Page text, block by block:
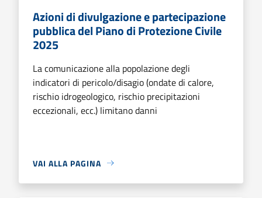
Azioni di divulgazione e partecipazione
pubblica del Piano di Protezione Civile
2025
La comunicazione alla popolazione degli
indicatori di pericolo/disagio (ondate di calore,
rischio idrogeologico, rischio precipitazioni
eccezionali, ecc.) limitano danni
VAI ALLA PAGINA